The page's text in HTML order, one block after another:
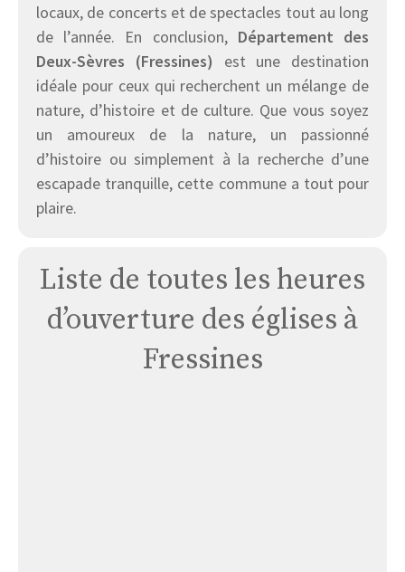
locaux, de concerts et de spectacles tout au long
de l’année. En conclusion, Département des
Deux-Sèvres (Fressines) est une destination
idéale pour ceux qui recherchent un mélange de
nature, d’histoire et de culture. Que vous soyez
un amoureux de la nature, un passionné
d’histoire ou simplement à la recherche d’une
escapade tranquille, cette commune a tout pour
plaire.
Liste de toutes les heures
d’ouverture des églises à
Fressines